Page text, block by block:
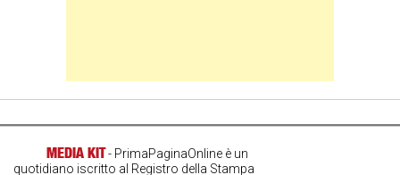
MEDIA KIT- PrimaPaginaOnline è un
quotidiano iscritto al Registro della Stampa